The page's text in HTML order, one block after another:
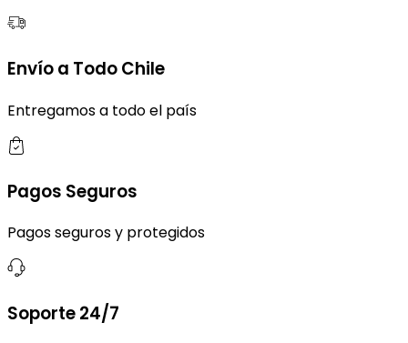
Envío a Todo Chile
Entregamos a todo el país
Pagos Seguros
Pagos seguros y protegidos
Soporte 24/7